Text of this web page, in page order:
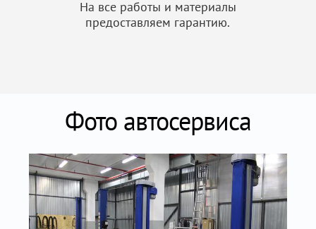
На все работы и материалы
предоставляем гарантию.
Фото автосервиса